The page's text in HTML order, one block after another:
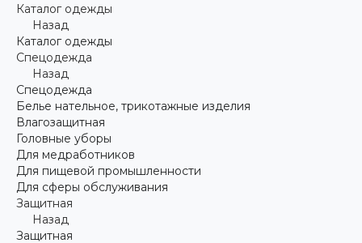
Каталог одежды
Назад
Каталог одежды
Спецодежда
Назад
Спецодежда
Белье нательное, трикотажные изделия
Влагозащитная
Головные уборы
Для медработников
Для пищевой промышленности
Для сферы обслуживания
Защитная
Назад
Защитная